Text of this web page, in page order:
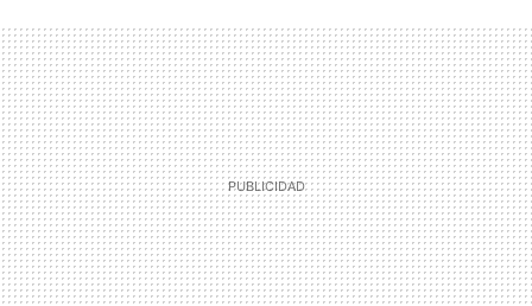
MAIL